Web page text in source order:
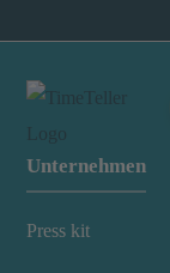
Unternehmen
Press kit